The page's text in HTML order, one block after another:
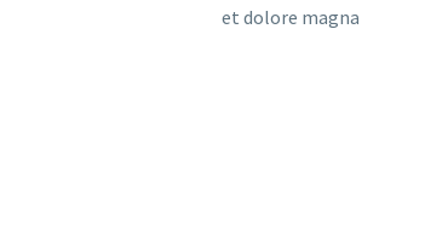
et dolore magna